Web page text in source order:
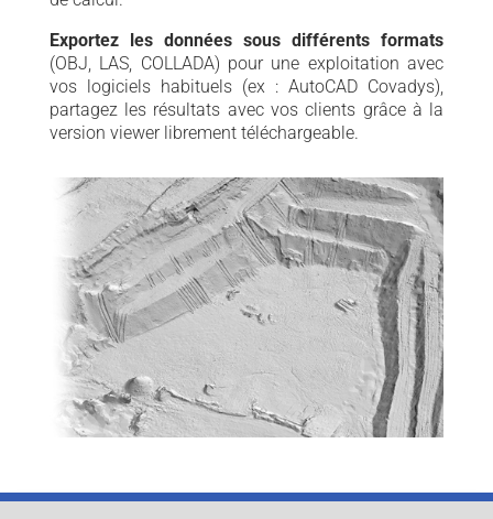
Exportez les données sous différents formats
(OBJ, LAS, COLLADA) pour une exploitation avec
vos logiciels habituels (ex : AutoCAD Covadys),
partagez les résultats avec vos clients grâce à la
version viewer librement téléchargeable.